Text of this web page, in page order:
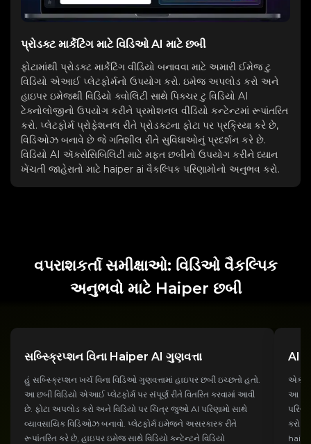
પ્રોડક્ટ માર્કેટિંગ માટે વિડિઓ AI માટે છબી
ફોટામાંથી પ્રોડક્ટ માર્કેટિંગ વીડિયો બનાવવા માટે અમારી ઈમેજ ટુ
વિડિયો એઆઈ પ્લેટફોર્મનો ઉપયોગ કરો. ઇમેજ અપલોડ કરો અને
હાઇપર ઇમેજથી વિડિયો ક્વોલિટી સાથે પિક્ચર ટુ વિડિયો AI
ટેક્નોલોજીનો ઉપયોગ કરીને પ્રમોશનલ વીડિયો કન્ટેન્ટમાં રૂપાંતરિત
કરો. પ્લેટફોર્મ પ્રોફેશનલ રીતે પ્રોડક્ટના ફોટા પર પ્રક્રિયા કરે છે,
વિડિઓઝ બનાવે છે જે ગતિશીલ રીતે સુવિધાઓનું પ્રદર્શન કરે છે.
વિડિયો AI ઍક્સેસિબિલિટી માટે મફત છબીનો ઉપયોગ કરીને ધ્યાન
ખેંચતી જાહેરાતો માટે haiper ai વૈકલ્પિક પરિણામોનો અનુભવ કરો.
વપરાશકર્તા સમીક્ષાઓ: વિડિઓ વૈકલ્પિક
અનુભવો માટે Haiper છબી
સબ્સ્ક્રિપ્શન વિના Haiper AI ગુણવત્તા
હું સબ્સ્ક્રિપ્શન ખર્ચ વિના વિડિઓ ગુણવત્તામાં હાઇપર છબી ઇચ્છતો હતો.
આ છબી વિડિયો એઆઈ પ્લેટફોર્મ પર સંપૂર્ણ રીતે વિતરિત કરવામાં આવી
છે. ફોટા અપલોડ કરો અને વિડિયો પર ચિત્ર જુઓ AI પરિણામો સાથે
વ્યાવસાયિક વિડિઓઝ બનાવો. પ્લેટફોર્મ ઇમેજને અસરકારક રીતે
રૂપાંતરિત કરે છે, હાઇપર ઇમેજ સાથે વિડિયો કન્ટેન્ટને વિડિયો
AI
એક
આ
કરો